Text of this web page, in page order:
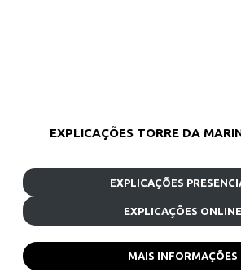
EXPLICAÇÕES TORRE DA
EXPLICAÇÕES
EXPLICAÇÕES ONLINE
MAIS INFORMAÇÕES